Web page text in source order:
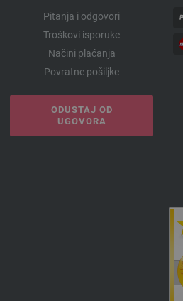
Pitanja i odgovori
Troškovi isporuke
Načini plaćanja
Povratne pošiljke
ODUSTAJ OD
UGOVORA